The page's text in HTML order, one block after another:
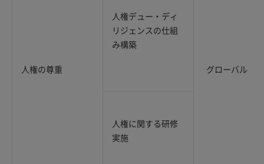
人権の尊重
人権デュー・ディ
リジェンスの仕組
み構築
グローバル
人権に関する研修
実施